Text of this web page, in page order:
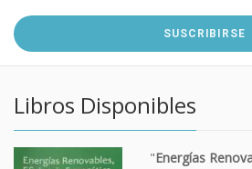
Libros Disponibles
"Energías